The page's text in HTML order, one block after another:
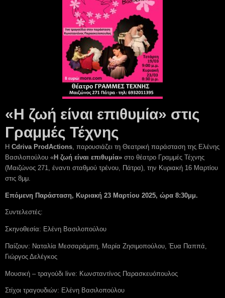
«Η ζωή είναι επιθυμία» στις
Γραμμές Τέχνης
Η Cdriva ProdActions , παρουσιάζει τη Θεατρική παράσταση της Ελένης
Βασιλοπούλου «Η ζωή είναι επιθυμία» στο θέατρο Γραμμές Τέχνης
(Μαιζώνος 271, έναντι σταθμού τρένου, Πάτρα), την Κυριακή 16 Μαρτίου
στις 8μμ.
Επόμενη Παράσταση, Κυριακή 23 Μαρτίου 2025, ώρα 8:30μμ.
Συντελεστές:
Σκηνοθεσία: Ελένη Βασιλοπούλου
Παίζουν: Ναταλία Μεσσαράμπη, Μαρία Ζησιμοπούλου, Έυα Παππά,
Γιώργος Δελέγκος
Μουσική – τραγούδι live: Κωνσταντίνος Παρασκευόπουλος
Στίχοι τραγουδιών: Ελένη Βασιλοπούλου